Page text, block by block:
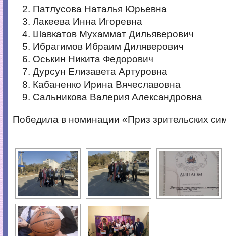
Патлусова Наталья Юрьевна
Лакеева Инна Игоревна
Шавкатов Мухаммат Дильяверович
Ибрагимов Ибраим Диляверович
Оськин Никита Федорович
Дурсун Елизавета Артуровна
Кабаненко Ирина Вячеславовна
Сальникова Валерия Александровна
Победила в номинации «Приз зрительских